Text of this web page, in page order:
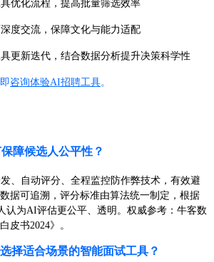
优化流程，提高批量筛选效率
度交流，保障文化与能力适配
更新迭代，结合数据分析提升决策科学性
咨询体验AI招聘工具。
障候选人公平性？
、自动评分、全程监控防作弊技术，有效避
据可追溯，评分标准由算法统一制定，根据
认为AI评估更公平、透明。权威参考：牛客数
皮书2024》。
择适合场景的智能面试工具？